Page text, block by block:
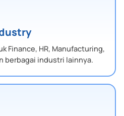
Finance, HR, Manufacturing,
berbagai industri lainnya.